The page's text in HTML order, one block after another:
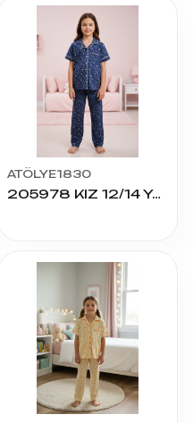
ATÖLYE1830
205978 KIZ 12/14 YAŞ K.KOL PİJAMA TAKIM